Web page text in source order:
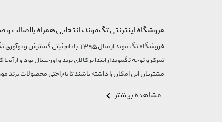
فروشگاه اینترنتی تگ‌موند، انتخابی همراه بااصالت و
تمرکز و توجه تگموند از ابتدا بر کالای برند و اورجینال بود و از
مشتریان این امکان را داشته باشند تا به‌راحتی محصولات برند
مشاهده بیشتر